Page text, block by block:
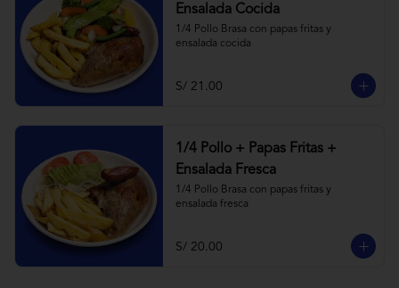
Ensalada Cocida
1/4 Pollo Brasa con papas fritas y
ensalada cocida
S/ 21.00
1/4 Pollo + Papas Fritas +
Ensalada Fresca
1/4 Pollo Brasa con papas fritas y
ensalada fresca
S/ 20.00